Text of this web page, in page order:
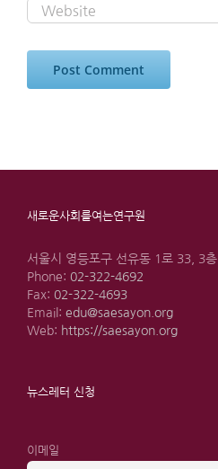
새로운사회를여는연구원
서울시 영등포구 선유동 1로 33, 3층
Phone: 02-322-4692
Fax: 02-322-4693
Email: edu@saesayon.org
Web: https://saesayon.org
뉴스레터 신청
이메일